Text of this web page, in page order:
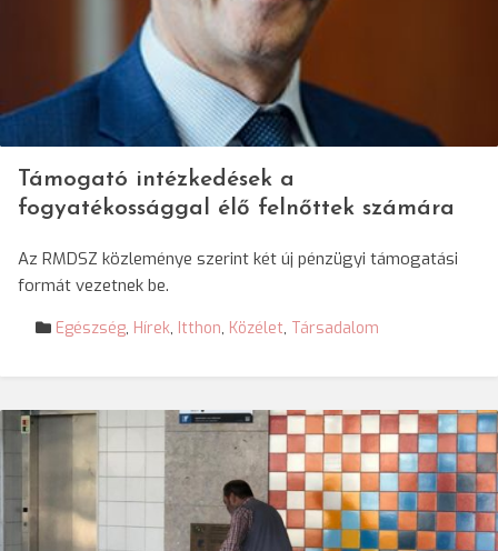
Támogató intézkedések a
fogyatékossággal élő felnőttek számára
Az RMDSZ közleménye szerint két új pénzügyi támogatási
formát vezetnek be.
Egészség, Hírek, Itthon, Közélet, Társadalom